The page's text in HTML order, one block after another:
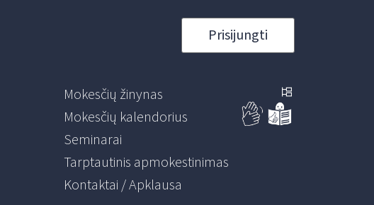
Prisijungti
Mokesčių žinynas
Mokesčių kalendorius
Seminarai
Tarptautinis apmokestinimas
Kontaktai / Apklausa